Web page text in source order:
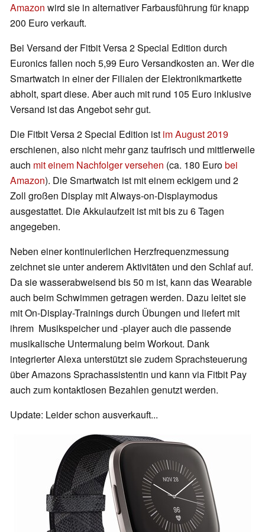
Amazon wird sie in alternativer Farbausführung für knapp
200 Euro verkauft.
Bei Versand der Fitbit Versa 2 Special Edition durch
Euronics fallen noch 5,99 Euro Versandkosten an. Wer die
Smartwatch in einer der Filialen der Elektronikmartkette
abholt, spart diese. Aber auch mit rund 105 Euro inklusive
Versand ist das Angebot sehr gut.
Die Fitbit Versa 2 Special Edition ist im August 2019
erschienen, also nicht mehr ganz taufrisch und mittlerweile
auch mit einem Nachfolger versehen (ca. 180 Eurobei
Amazon). Die Smartwatch ist mit einem eckigem und 2
Zoll großen Display mit Always-on-Displaymodus
ausgestattet. Die Akkulaufzeit ist mit bis zu 6 Tagen
angegeben.
Neben einer kontinuierlichen Herzfrequenzmessung
zeichnet sie unter anderem Aktivitäten und den Schlaf auf.
Da sie wasserabweisend bis 50 m ist, kann das Wearable
auch beim Schwimmen getragen werden. Dazu leitet sie
mit On-Display-Trainings durch Übungen und liefert mit
ihrem Musikspeicher und -player auch die passende
musikalische Untermalung beim Workout. Dank
integrierter Alexa unterstützt sie zudem Sprachsteuerung
über Amazons Sprachassistentin und kann via Fitbit Pay
auch zum kontaktlosen Bezahlen genutzt werden.
Update: Leider schon ausverkauft...